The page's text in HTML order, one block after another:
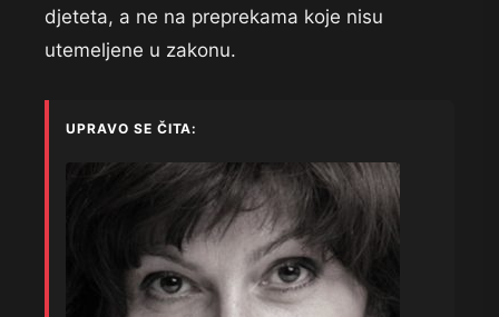
djeteta, a ne na preprekama koje nisu
utemeljene u zakonu.
UPRAVO SE ČITA: